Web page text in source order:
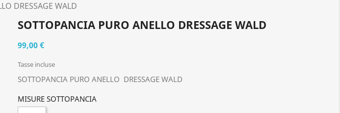
DRESSAGE WALD
SOTTOPANCIA PURO ANELLO DRESSAGE WALD
99,00 €
Tasse incluse
SOTTOPANCIA PURO ANELLO DRESSAGE WALD
MISURE SOTTOPANCIA